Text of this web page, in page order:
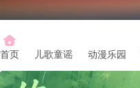
首页 儿歌童谣 动漫乐园